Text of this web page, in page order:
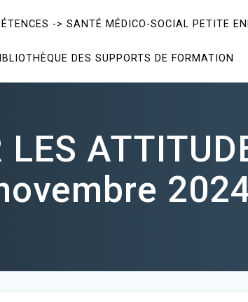
-> SANTÉ MÉDICO-SOCIAL PETITE
DES SUPPORTS DE FORMATION